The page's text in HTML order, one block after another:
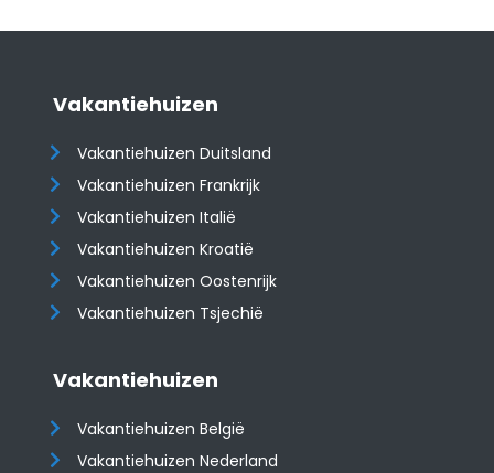
Vakantiehuizen
Vakantiehuizen Duitsland
Vakantiehuizen Frankrijk
Vakantiehuizen Italië
Vakantiehuizen Kroatië
​​​​​​​Vakantiehuizen Oostenrijk
Vakantiehuizen Tsjechië
Vakantiehuizen
Vakantiehuizen België
Vakantiehuizen Nederland